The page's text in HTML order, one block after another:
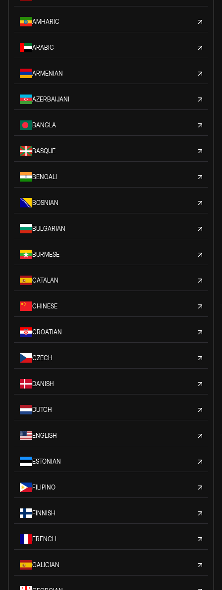
AMHARIC
ARABIC
ARMENIAN
AZERBAIJANI
BANGLA
BASQUE
BENGALI
BOSNIAN
BULGARIAN
BURMESE
CATALAN
CHINESE
CROATIAN
CZECH
DANISH
DUTCH
ENGLISH
ESTONIAN
FILIPINO
FINNISH
FRENCH
GALICIAN